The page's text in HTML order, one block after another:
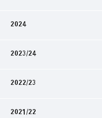
2024
2023/24
2022/23
2021/22